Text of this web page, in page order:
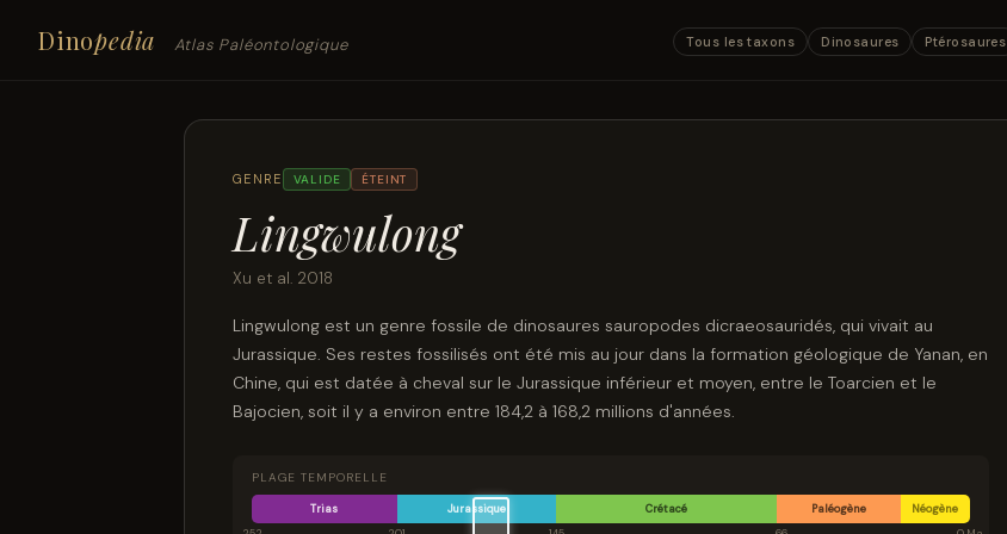
Dinopedia Atlas Paléontologique Tous les taxons Dinosaures Ptérosaures
GENRE VALIDE ÉTEINT
Lingwulong
Xu et al. 2018
Lingwulong est un genre fossile de dinosaures sauropodes dicraeosauridés, qui vivait au
Jurassique. Ses restes fossilisés ont été mis au jour dans la formation géologique de Yanan, en
Chine, qui est datée à cheval sur le Jurassique inférieur et moyen, entre le Toarcien et le
Bajocien, soit il y a environ entre 184,2 à 168,2 millions d'années.
PLAGE TEMPORELLE
Trias Jurassique Crétacé Paléogène
Néogène